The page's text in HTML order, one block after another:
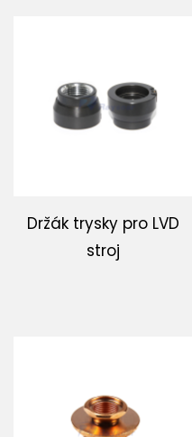
Držák trysky pro LVD
stroj